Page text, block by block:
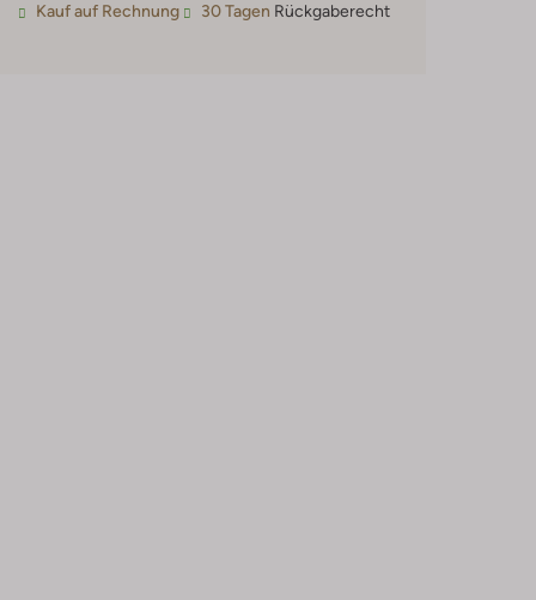
Kauf auf Rechnung 30 Tagen Rückgaberecht